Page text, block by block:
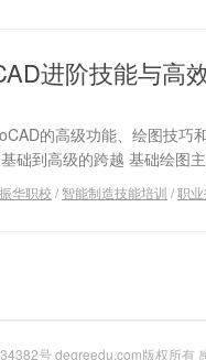
进阶技能与高
的高级功能、绘图技巧
础到高级的跨越 基础绘图
华职校 / 智能制造技能培训 /职
号degreedu.com版权所有